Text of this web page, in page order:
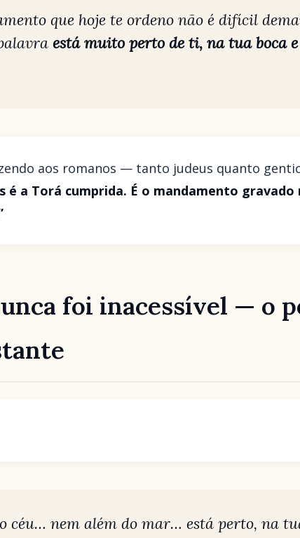
que hoje te ordeno não é difícil
está muito perto de ti, na tua boca
aos romanos — tanto judeus quanto
é a Torá cumprida. É o mandamento gravado
foi inacessível — o
céu… nem além do mar… está perto, na